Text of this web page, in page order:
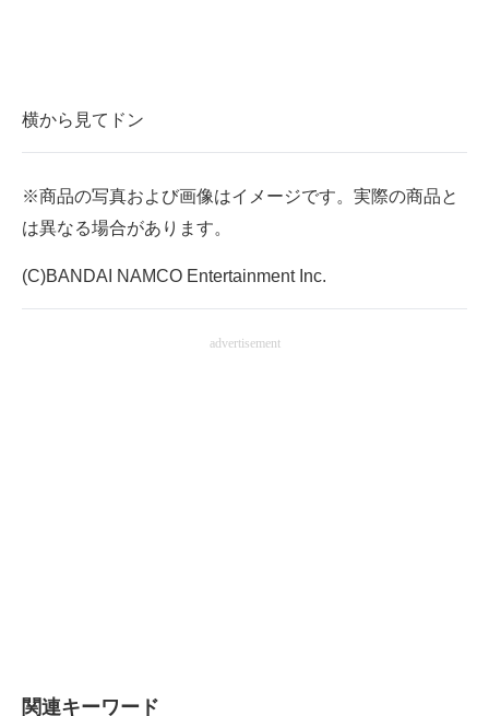
横から見てドン
※商品の写真および画像はイメージです。実際の商品と
は異なる場合があります。
(C)BANDAI NAMCO Entertainment Inc.
advertisement
関連キーワード